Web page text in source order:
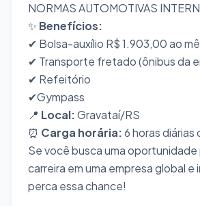
NORMAS AUTOMOTIVAS
✨ Benefícios:
✔ Bolsa-auxílio R$ 1.903,00 ao
✔ Transporte fretado (ônibus da
✔ Refeitório
✔Gympass
📍 Local:Gravataí/RS
⏰ Carga horária:6 horas diárias
Se você busca uma oportunidade
carreira em uma empresa global e
perca essa chance!